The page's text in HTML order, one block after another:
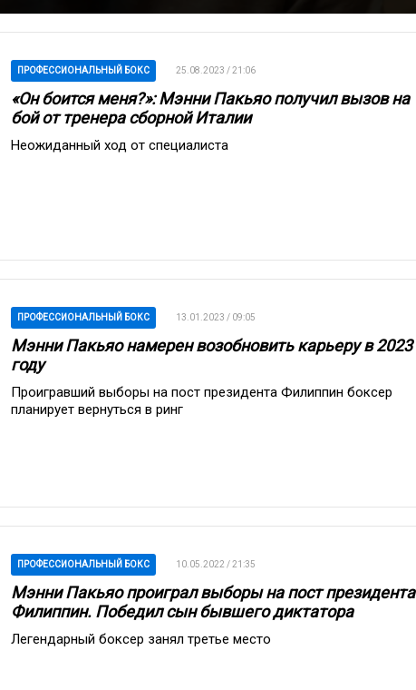
ПРОФЕССИОНАЛЬНЫЙ БОКС 25.08.2023 / 21:06
«Он боится меня?»: Мэнни Пакьяо получил вызов на
бой от тренера сборной Италии
Неожиданный ход от специалиста
ПРОФЕССИОНАЛЬНЫЙ БОКС 13.01.2023 / 09:05
Мэнни Пакьяо намерен возобновить карьеру в 2023
году
Проигравший выборы на пост президента Филиппин боксер
планирует вернуться в ринг
ПРОФЕССИОНАЛЬНЫЙ БОКС 10.05.2022 / 21:35
Мэнни Пакьяо проиграл выборы на пост президента
Филиппин. Победил сын бывшего диктатора
Легендарный боксер занял третье место